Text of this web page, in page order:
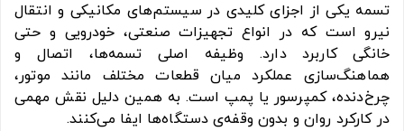
تسمه یکی از اجزای کلیدی در سیستم‌های مکانیکی و انتقال
نیرو است که در انواع تجهیزات صنعتی، خودرویی و حتی
خانگی کاربرد دارد. وظیفه اصلی تسمه‌ها، اتصال و
هماهنگ‌سازی عملکرد میان قطعات مختلف مانند موتور،
چرخ‌دنده، کمپرسور یا پمپ است. به همین دلیل نقش مهمی
در کارکرد روان و بدون وقفه‌ی دستگاه‌ها ایفا می‌کنند.